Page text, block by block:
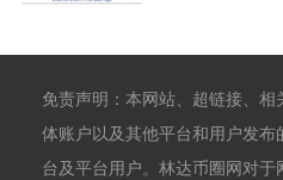
免责声明：本网站、超链接、
体账户以及其他平台和用户发
台及平台用户。林达币圈网对